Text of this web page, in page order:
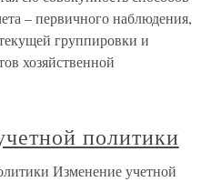
– первичного наблюдения,
группировки и
хозяйственной
политики
Изменение учетной